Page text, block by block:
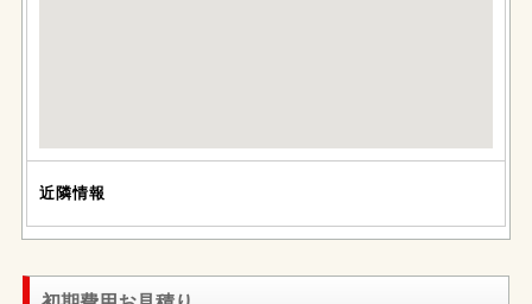
近隣情報